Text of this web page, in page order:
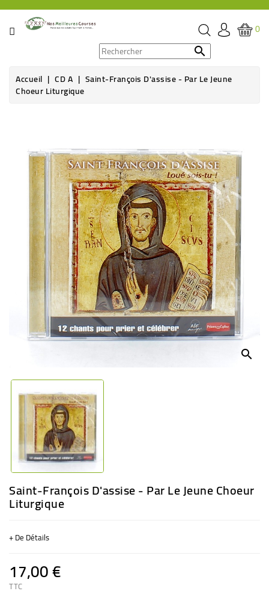
CATÉGORIE
ÉPICERIE
BOISSON
HYGIÈNE
SOINS
SANTÉ
BIEN-
ÊTRE
BÉBÉ
CULTUREL
0

Accueil CD A Saint-François D'assise - Par Le Jeune
Choeur Liturgique
search
Saint-François D'assise - Par Le Jeune Choeur
Liturgique
+ De Détails
17,00 €
TTC